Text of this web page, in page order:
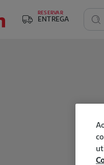
RESERVAR
ENTREGA